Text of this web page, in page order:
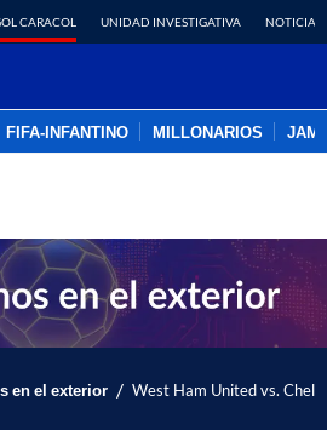
CARACOL UNIDAD INVESTIGATIVA NOTICIAS
FIFA-INFANTINO MILLONARIOS
en el exterior / West Ham United vs.